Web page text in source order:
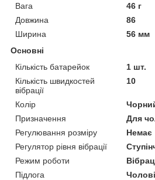
Вага
46 г
Довжина
86
Ширина
56 мм
Основні
Кількість батарейок
1 шт.
Кількість швидкостей
вібрації
10
Колір
Призначення
Для
Регулювання розміру
Немає
Регулятор рівня вібрації
Режим роботи
Підлога